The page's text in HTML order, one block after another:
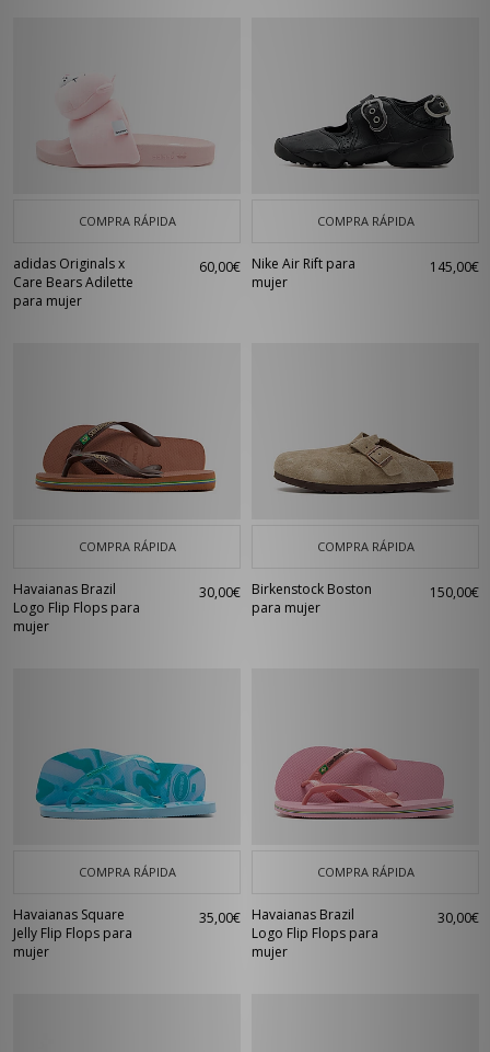
COMPRA RÁPIDA
adidas Originals x
Care Bears Adilette
para mujer
60,00€
COMPRA RÁPIDA
Nike Air Rift para
mujer
145,00€
COMPRA RÁPIDA
Havaianas Brazil
Logo Flip Flops para
mujer
30,00€
COMPRA RÁPIDA
Birkenstock Boston
para mujer
150,00€
COMPRA RÁPIDA
Havaianas Square
Jelly Flip Flops para
mujer
35,00€
COMPRA RÁPIDA
Havaianas Brazil
Logo Flip Flops para
mujer
30,00€